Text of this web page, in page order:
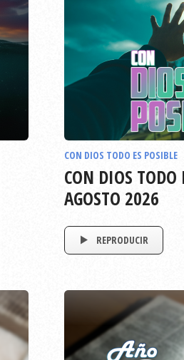
CON DIOS TODO ES POSIBLE
CON DIOS TODO
AGOSTO 2026
REPRODUCIR
793